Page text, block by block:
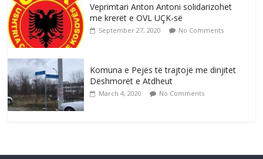
Veprimtari Anton Antoni solidarizohet
me krerët e OVL UÇK-së
September 27, 2020 No Comments
Komuna e Pejës të trajtojë me dinjitet
Dëshmorët e Atdheut
March 4, 2020 No Comments